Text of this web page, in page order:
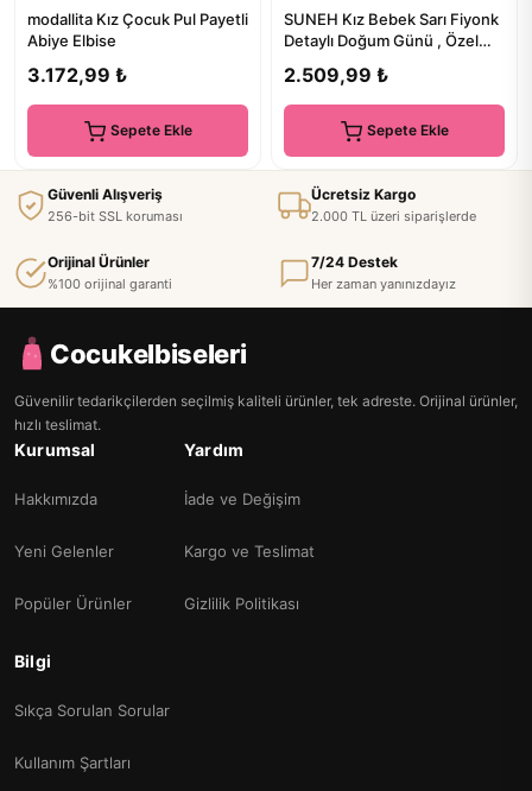
modallita Kız Çocuk Pul Payetli
Abiye Elbise
3.172,99 ₺
Sepete Ekle
SUNEH Kız Bebek Sarı Fiyonk
Detaylı Doğum Günü , Özel
2.509,99 ₺
Sepete Ekle
Güvenli Alışveriş
256-bit SSL koruması
Ücretsiz Kargo
2.000 TL üzeri siparişlerde
Orijinal Ürünler
%100 orijinal garanti
7/24 Destek
Her zaman yanınızdayız
Cocukelbiseleri
Güvenilir tedarikçilerden seçilmiş kaliteli ürünler, tek adreste. Orijinal ürünler,
hızlı teslimat.
Kurumsal
Hakkımızda
Yeni Gelenler
Popüler Ürünler
Yardım
İade ve Değişim
Kargo ve Teslimat
Gizlilik Politikası
Bilgi
Sıkça Sorulan Sorular
Kullanım Şartları